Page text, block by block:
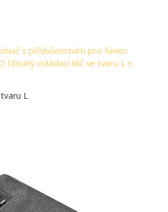
s příslušenstvím pro funkci
Dlouhý ovládací klíč ve tvaru L s
L